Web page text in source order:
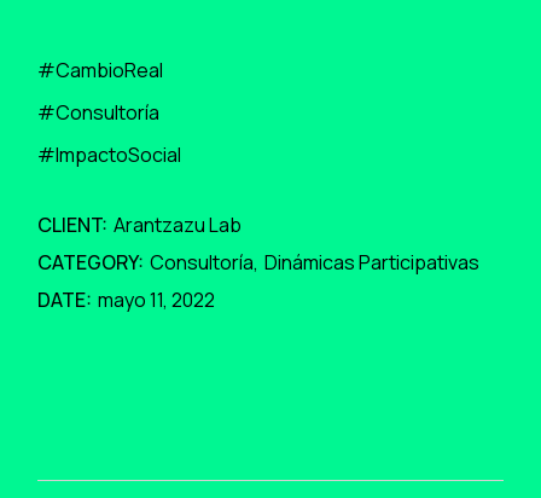
#CambioReal
#Consultoría
#ImpactoSocial
CLIENT: Arantzazu Lab
CATEGORY: Consultoría Dinámicas Participativas
DATE: mayo 11, 2022